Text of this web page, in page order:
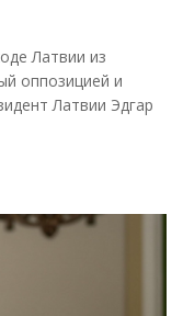
Латвии из
оппозицией и
Латвии Эдгар